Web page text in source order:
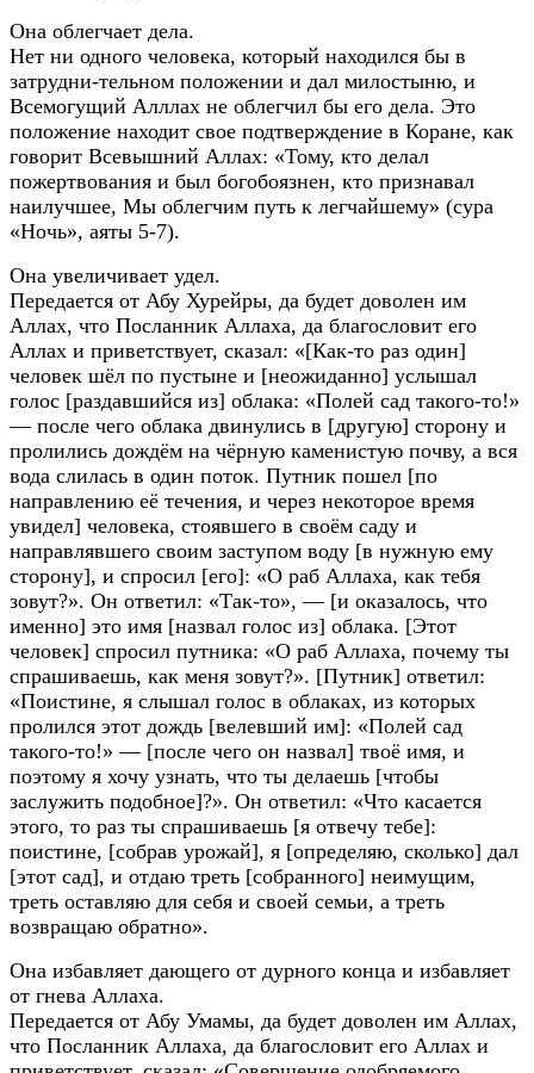
Она облегчает дела.
Нет ни одного человека, который находился бы в
затрудни-тельном положении и дал милостыню, и
Всемогущий Алллах не облегчил бы его дела. Это
положение находит свое подтверждение в Коране, как
говорит Всевышний Аллах: «Тому, кто делал
пожертвования и был богобоязнен, кто признавал
наилучшее, Мы облегчим путь к легчайшему» (сура
«Ночь», аяты 5-7).
Она увеличивает удел.
Передается от Абу Хурейры, да будет доволен им
Аллах, что Посланник Аллаха, да благословит его
Аллах и приветствует, сказал: «[Как-то раз один]
человек шёл по пустыне и [неожиданно] услышал
голос [раздавшийся из] облака: «Полей сад такого-то!»
— после чего облака двинулись в [другую] сторону и
пролились дождём на чёрную каменистую почву, а вся
вода слилась в один поток. Путник пошел [по
направлению её течения, и через некоторое время
увидел] человека, стоявшего в своём саду и
направлявшего своим заступом воду [в нужную ему
сторону], и спросил [его]: «О раб Аллаха, как тебя
зовут?». Он ответил: «Так-то», — [и оказалось, что
именно] это имя [назвал голос из] облака. [Этот
человек] спросил путника: «О раб Аллаха, почему ты
спрашиваешь, как меня зовут?». [Путник] ответил:
«Поистине, я слышал голос в облаках, из которых
пролился этот дождь [велевший им]: «Полей сад
такого-то!» — [после чего он назвал] твоё имя, и
поэтому я хочу узнать, что ты делаешь [чтобы
заслужить подобное]?». Он ответил: «Что касается
этого, то раз ты спрашиваешь [я отвечу тебе]:
поистине, [собрав урожай], я [определяю, сколько] дал
[этот сад], и отдаю треть [собранного] неимущим,
треть оставляю для себя и своей семьи, а треть
возвращаю обратно».
Она избавляет дающего от дурного конца и избавляет
от гнева Аллаха.
Передается от Абу Умамы, да будет доволен им Аллах,
что Посланник Аллаха, да благословит его Аллах и